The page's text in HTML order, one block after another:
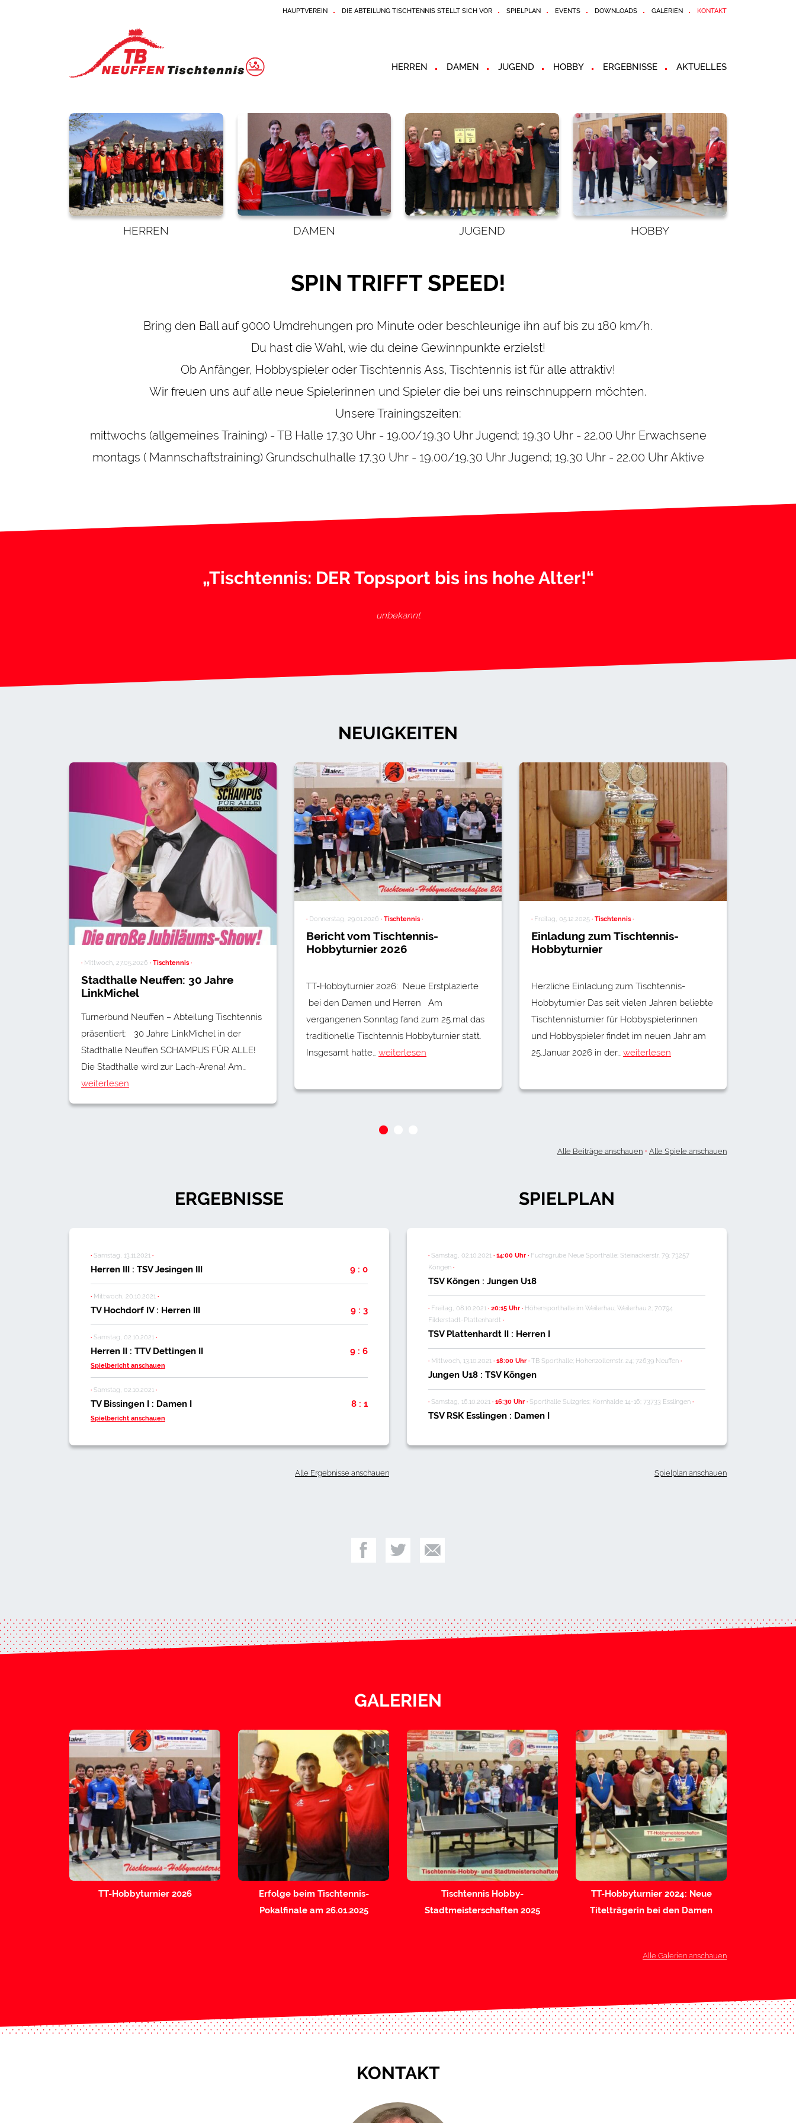
HAUPTVEREIN DIE ABTEILUNG TISCHTENNIS STELLT SICH VOR SPIELPLAN EVENTS DOWNLOADS GALERIEN KONTAKT
HERREN DAMEN JUGEND HOBBY ERGEBNISSE AKTUELLES
HERREN DAMEN JUGEND HOBBY
SPIN TRIFFT SPEED!
Bring den Ball auf 9000 Umdrehungen pro Minute oder beschleunige ihn auf bis zu 180 km/h.
Du hast die Wahl, wie du deine Gewinnpunkte erzielst!
Ob Anfänger, Hobbyspieler oder Tischtennis Ass, Tischtennis ist für alle attraktiv!
Wir freuen uns auf alle neue Spielerinnen und Spieler die bei uns reinschnuppern möchten.
Unsere Trainingszeiten:
mittwochs (allgemeines Training) - TB Halle 17.30 Uhr - 19.00/19.30 Uhr Jugend; 19.30 Uhr - 22.00 Uhr Erwachsene
montags ( Mannschaftstraining) Grundschulhalle 17.30 Uhr - 19.00/19.30 Uhr Jugend; 19.30 Uhr - 22.00 Uhr Aktive
„Tischtennis: DER Topsport bis ins hohe Alter!“
unbekannt
NEUIGKEITEN
· Mittwoch, 27.05.2026 · Tischtennis ·
Stadthalle Neuffen: 30 Jahre
LinkMichel
Turnerbund Neuffen – Abteilung Tischtennis
präsentiert: 30 Jahre LinkMichel in der
Stadthalle Neuffen SCHAMPUS FÜR ALLE!
Die Stadthalle wird zur Lach-Arena! Am…
weiterlesen
· Donnerstag, 29.01.2026 · Tischtennis ·
Bericht vom Tischtennis-
Hobbyturnier 2026
TT-Hobbyturnier 2026: Neue Erstplazierte
bei den Damen und Herren Am
vergangenen Sonntag fand zum 25.mal das
traditionelle Tischtennis Hobbyturnier statt.
Insgesamt hatte… weiterlesen
· Freitag, 05.12.2025 · Tischtennis ·
Einladung zum Tischtennis-
Hobbyturnier
Herzliche Einladung zum Tischtennis-
Hobbyturnier Das seit vielen Jahren beliebte
Tischtennisturnier für Hobbyspielerinnen
und Hobbyspieler findet im neuen Jahr am
25.Januar 2026 in der… weiterlesen
Alle Beiträge anschauen · Alle Spiele anschauen
ERGEBNISSE
· Samstag, 13.11.2021 ·
9 : 0
Herren III : TSV Jesingen III
· Mittwoch, 20.10.2021 ·
9 : 3
TV Hochdorf IV : Herren III
· Samstag, 02.10.2021 ·
9 : 6
Herren II : TTV Dettingen II
Spielbericht anschauen
· Samstag, 02.10.2021 ·
8 : 1
TV Bissingen I : Damen I
Spielbericht anschauen
Alle Ergebnisse anschauen
SPIELPLAN
· Samstag, 02.10.2021 · 14:00 Uhr · Fuchsgrube Neue Sporthalle; Steinackerstr. 79; 73257
Köngen ·
TSV Köngen : Jungen U18
· Freitag, 08.10.2021 · 20:15 Uhr · Höhensporthalle im Weilerhau; Weilerhau 2; 70794
Filderstadt-Plattenhardt ·
TSV Plattenhardt II : Herren I
· Mittwoch, 13.10.2021 · 18:00 Uhr · TB Sporthalle; Hohenzollernstr. 24; 72639 Neuffen ·
Jungen U18 : TSV Köngen
· Samstag, 16.10.2021 · 16:30 Uhr · Sporthalle Sulzgries; Kornhalde 14-16; 73733 Esslingen ·
TSV RSK Esslingen : Damen I
Spielplan anschauen
GALERIEN
TT-Hobbyturnier 2026
Erfolge beim Tischtennis-
Pokalfinale am 26.01.2025
Tischtennis Hobby-
Stadtmeisterschaften 2025
TT-Hobbyturnier 2024: Neue
Titelträgerin bei den Damen
Alle Galerien anschauen
KONTAKT